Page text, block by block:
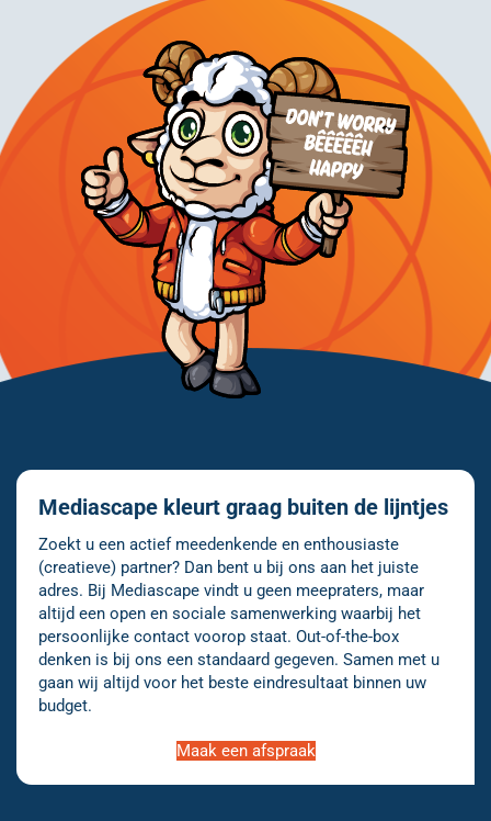
Mediascape kleurt graag buiten de lijntjes
Zoekt u een actief meedenkende en enthousiaste
(creatieve) partner? Dan bent u bij ons aan het juiste
adres. Bij Mediascape vindt u geen meepraters, maar
altijd een open en sociale samenwerking waarbij het
persoonlijke contact voorop staat. Out-of-the-box
denken is bij ons een standaard gegeven. Samen met u
gaan wij altijd voor het beste eindresultaat binnen uw
budget.
Maak een afspraak